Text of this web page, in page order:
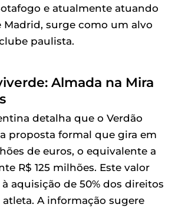
e atualmente atuando
Madrid, surge como um alvo
paulista.
Almada na Mira
detalha que o Verdão
proposta formal que gira em
de euros, o equivalente a
R$ 125 milhões. Este valor
aquisição de 50% dos direitos
A informação sugere